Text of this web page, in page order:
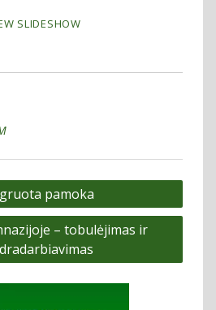
SLIDESHOW
pamoka
– tobulėjimas ir